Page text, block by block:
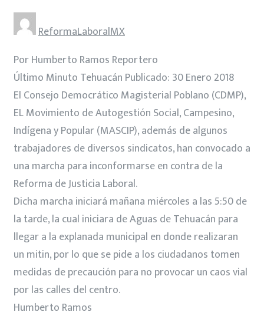
ReformaLaboralMX
Por Humberto Ramos Reportero
Último Minuto Tehuacán Publicado: 30 Enero 2018
El Consejo Democrático Magisterial Poblano (CDMP),
EL Movimiento de Autogestión Social, Campesino,
Indígena y Popular (MASCIP), además de algunos
trabajadores de diversos sindicatos, han convocado a
una marcha para inconformarse en contra de la
Reforma de Justicia Laboral.
Dicha marcha iniciará mañana miércoles a las 5:50 de
la tarde, la cual iniciara de Aguas de Tehuacán para
llegar a la explanada municipal en donde realizaran
un mitin, por lo que se pide a los ciudadanos tomen
medidas de precaución para no provocar un caos vial
por las calles del centro.
Humberto Ramos